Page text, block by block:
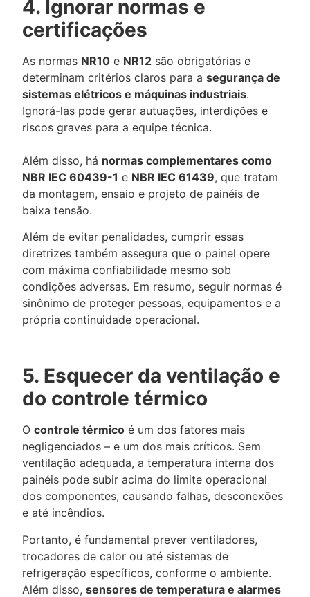
4. Ignorar normas e
certificações
As normas NR10 e NR12 são obrigatórias e
determinam critérios claros para a segurança de
sistemas elétricos e máquinas industriais.
Ignorá-las pode gerar autuações, interdições e
riscos graves para a equipe técnica.
Além disso, há normas complementares como
NBR IEC 60439-1 e NBR IEC 61439, que tratam
da montagem, ensaio e projeto de painéis de
baixa tensão.
Além de evitar penalidades, cumprir essas
diretrizes também assegura que o painel opere
com máxima confiabilidade mesmo sob
condições adversas. Em resumo, seguir normas é
sinônimo de proteger pessoas, equipamentos e a
própria continuidade operacional.
5. Esquecer da ventilação e
do controle térmico
O controle térmico é um dos fatores mais
negligenciados – e um dos mais críticos. Sem
ventilação adequada, a temperatura interna dos
painéis pode subir acima do limite operacional
dos componentes, causando falhas, desconexões
e até incêndios.
Portanto, é fundamental prever ventiladores,
trocadores de calor ou até sistemas de
refrigeração específicos, conforme o ambiente.
Além disso, sensores de temperatura e alarmes